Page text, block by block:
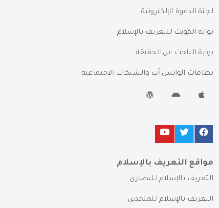
لجنة الدعوة الإلكترونية
بوابة الكويت للتعريف بالإسلام
بوابة الباحث عن الحقيقة
بطاقات الواتس آب والشبكات الاجتماعية
مواقع التعريف بالإسلام
التعريف بالإسلام للنصارى
التعريف بالإسلام للملحدين